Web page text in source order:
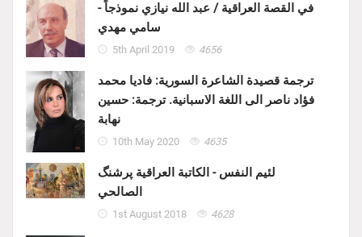
في القصة العراقية / عبد الله نيازي نموذجاً -
سامي مهدي
5th April 2019 4656
ترجمة قصيدة الشاعرة السورية: فاديا محمد
فؤاد ناصر الى اللغة الاسبانية. ترجمة: حسين
نهابة
10th May 2020 4635
لئيم النفس - الكاتبة العراقية پرشنگ
الصالحي
1st August 2018 4628